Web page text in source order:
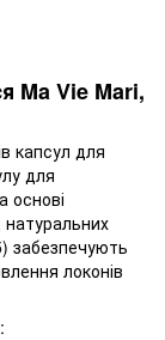
Ma Vie Mari,
капсул для
для
основі
натуральних
забезпечують
локонів